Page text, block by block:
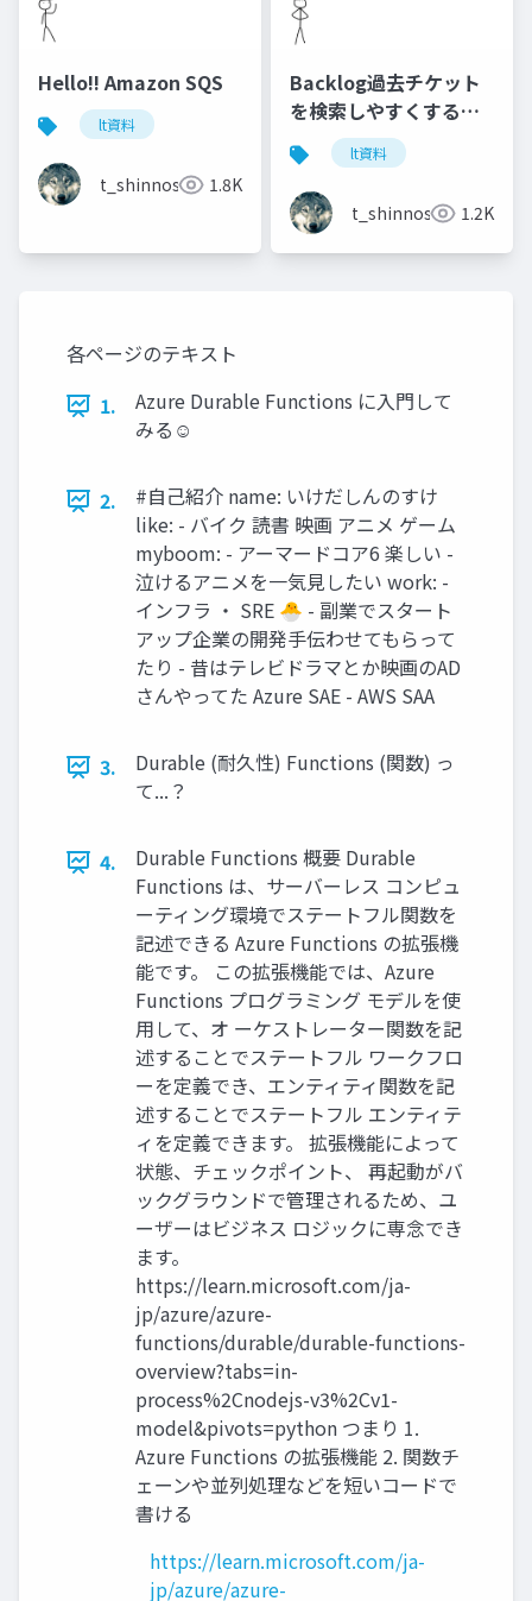
Hello!! Amazon SQS
lt資料
t_shinnosuke 1.8K
Backlog過去チケット
を検索しやすくする！
Azureさくっと活用
lt資料
t_shinnosuke 1.2K
各ページのテキスト
1.
Azure Durable Functions に入門して
みる☺
2.
#自己紹介 name: いけだしんのすけ
like: - バイク 読書 映画 アニメ ゲーム
myboom: - アーマードコア6 楽しい -
泣けるアニメを一気見したい work: -
インフラ ・ SRE 🐣 - 副業でスタート
アップ企業の開発手伝わせてもらって
たり - 昔はテレビドラマとか映画のAD
さんやってた Azure SAE - AWS SAA
3.
Durable (耐久性) Functions (関数) っ
て...？
4.
Durable Functions 概要 Durable
Functions は、サーバーレス コンピュ
ーティング環境でステートフル関数を
記述できる Azure Functions の拡張機
能です。 この拡張機能では、Azure
Functions プログラミング モデルを使
用して、オ ーケストレーター関数を記
述することでステートフル ワークフロ
ーを定義でき、エンティティ関数を記
述することでステートフル エンティテ
ィを定義できます。 拡張機能によって
状態、チェックポイント、 再起動がバ
ックグラウンドで管理されるため、ユ
ーザーはビジネス ロジックに専念でき
ます。
https://learn.microsoft.com/ja-
jp/azure/azure-
functions/durable/durable-functions-
overview?tabs=in-
process%2Cnodejs-v3%2Cv1-
model&pivots=python つまり 1.
Azure Functions の拡張機能 2. 関数チ
ェーンや並列処理などを短いコードで
書ける
https://learn.microsoft.com/ja-
jp/azure/azure-